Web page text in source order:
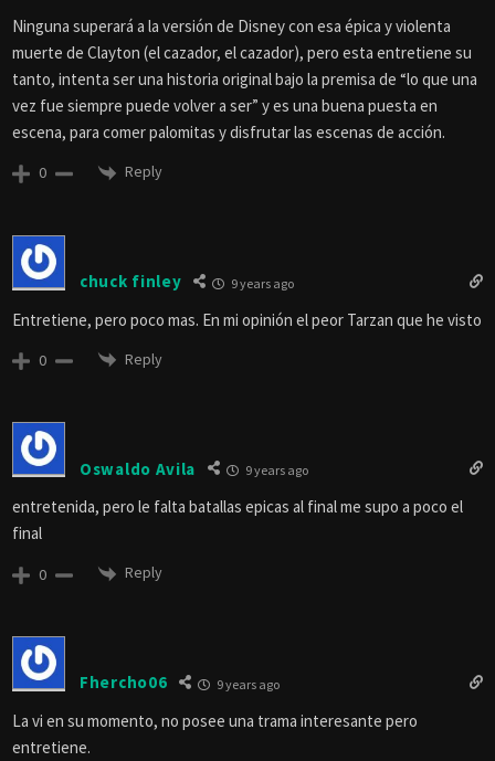
Ninguna superará a la versión de Disney con esa épica y violenta
muerte de Clayton (el cazador, el cazador), pero esta entretiene su
tanto, intenta ser una historia original bajo la premisa de “lo que una
vez fue siempre puede volver a ser” y es una buena puesta en
escena, para comer palomitas y disfrutar las escenas de acción.
0 Reply
chuck finley 9 years ago
Entretiene, pero poco mas. En mi opinión el peor Tarzan que he visto
0 Reply
Oswaldo Avila 9 years ago
entretenida, pero le falta batallas epicas al final me supo a poco el
final
0 Reply
Fhercho06 9 years ago
La vi en su momento, no posee una trama interesante pero
entretiene.